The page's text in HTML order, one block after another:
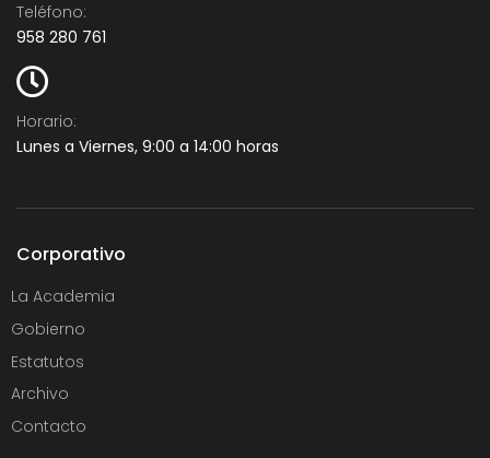
Teléfono:​
958 280 761
Horario:
Lunes a Viernes, 9:00 a 14:00 horas
Corporativo
La Academia
Gobierno
Estatutos
Archivo
Contacto